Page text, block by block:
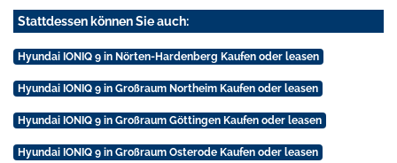
Stattdessen können Sie auch:
Hyundai IONIQ 9 in Nörten-Hardenberg Kaufen oder leasen
Hyundai IONIQ 9 in Großraum Northeim Kaufen oder leasen
Hyundai IONIQ 9 in Großraum Göttingen Kaufen oder leasen
Hyundai IONIQ 9 in Großraum Osterode Kaufen oder leasen